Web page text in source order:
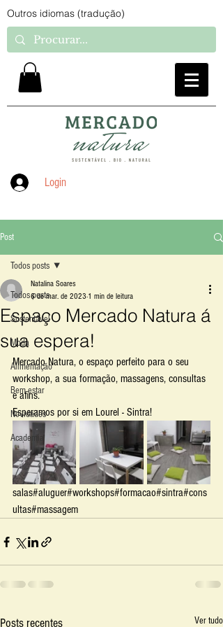
Outros idiomas (tradução)
Login
Post
Todos posts
Sustentável
Moda
Alimentação
Bem estar
Novidades
Academia
Todos posts
Espaço Mercado Natura á
sua espera!
Natalina Soares
6 de mar. de 2023 1 min de leitura
Mercado Natura, o espaço perfeito para o seu
workshop, a sua formação, massagens, consultas
e afins.
Esperamos por si em Lourel - Sintra!
salas#aluguer#workshops#formacao#sintra#cons
ultas#massagem
Posts recentes Ver tudo